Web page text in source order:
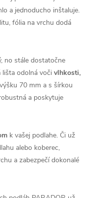
a jednoducho inštaluje.
fólia na vrchu dodá
no stále dostatočne
lišta odolná voči vlhkosti,
70 mm a s šírkou
a poskytuje
k vašej podlahe. Či už
alebo koberec,
a zabezpečí dokonalé